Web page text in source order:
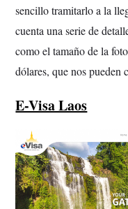
sencillo tramitarlo a la
cuenta una serie de
como el tamaño de la
dólares, que nos pueden
E-Visa Laos